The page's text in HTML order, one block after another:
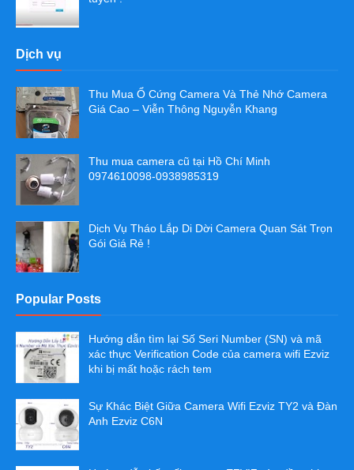
Dịch vụ
Thu Mua Ổ Cứng Camera Và Thẻ Nhớ Camera
Giá Cao – Viễn Thông Nguyễn Khang
Thu mua camera cũ tại Hồ Chí Minh
0974610098-0938985319
Dịch Vụ Tháo Lắp Di Dời Camera Quan Sát Trọn
Gói Giá Rẻ !
Popular Posts
Hướng dẫn tìm lại Số Seri Number (SN) và mã
xác thực Verification Code của camera wifi Ezviz
khi bị mất hoặc rách tem
Sự Khác Biệt Giữa Camera Wifi Ezviz TY2 và Đàn
Anh Ezviz C6N